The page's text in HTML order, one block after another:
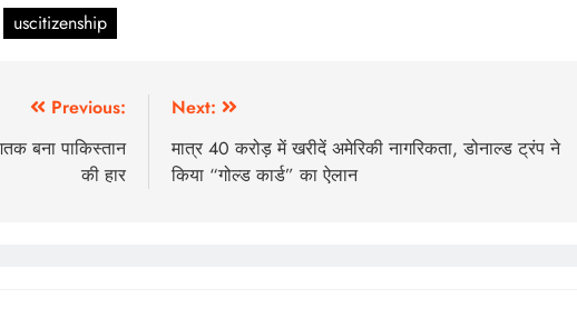
uscitizenship
Previous:
बना पाकिस्तान
की हार
Next:
मात्र 40 करोड़ में खरीदें अमेरिकी नागरिकता, डोनाल्ड ट्रंप ने
किया “गोल्ड कार्ड” का ऐलान